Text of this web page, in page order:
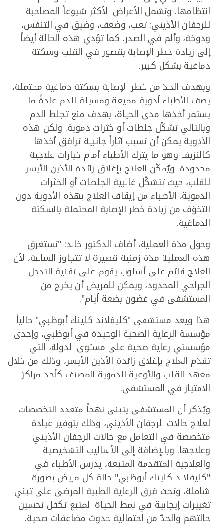
انتظامها. وتشمل الأعراض الأكثر شيوعاً المصاحبة
للرجفان الأذيني: تعب، وضعف، وضيق في التنفس،
ودوخة، وألم في الصدر. كما تؤدي هذه الحالة أيضاً
إلى زيادة خطر الإصابة بقصور في القلب وسكتة
دماغية بشكل كبير.
وبهدف الحدّ من خطر الإصابة بسكتة دماغية محتملة،
يصف الأطباء أدوية مميعة ومسيلة للدم عادةً ما
يستمر أخذها مدى الحياة، بهدف منع تجلط الدم
وبالتالي تشكّل جلطات أو خثرات دموية. ولكن هذه
الأدوية يمكن أن تسبب آثاراً جانبية ترافق أخذها
كالنزيف وهو ما يترك الأطباء أمام خيارات علاجية
محدودة. ويُمكّن العلاج بإغلاق زائدة الأذين الأيسر
للقلب، حيث تتشكّل غالبية الجلطات أو الخثرات
الدموية، الأطباء من إيقاف العلاج بهذه الأدوية دون
التخوّف من زيادة خطر الإصابة المحتملة بالسكتة
الدماغية.
وحول مدّة العملية، أضاف الدكتور خالد: "تستغرق
هذه العملية مدّة زمنية قصيرة لا تتجاوز الساعة، لأن
العلاج قائم على أسلوب يقوم على تقنية التدخل
الجراحي المحدود، ويمكن للمريض أن يخرج من
المستشفى في غضون بضعة أيام".
هذا ويعد مستشفى "كليفلاند كلينك أبوظبي" حالياً
مؤسسة الرعاية الصحية الوحيدة في أبوظبي، وإحدى
مؤسستي رعاية صحية على مستوى الدولة، التي
تقدّم العلاج بإغلاق زائدة الأذين الأيسر، وذلك من خلال
معهد القلب والأوعية الدموية المصنف كأحد مراكز
الامتياز في المستشفى.
ويُذكر أن المستشفى يتبنى نهجاً متعدد التخصصات
لعلاج حالات الرجفان الأذيني، وذلك بتوفير عيادة
متخصصة في التعامل مع حالات الرجفان الأذيني
وعلاجها. وبالإضافة إلى الأساليب التشخيصية
والعلاجية المتقدمة المتبعة، يدرس الأطباء في
"كليفلاند كلينك أبوظبي" حالة كل مريض بصورة
شاملة، وتحث فرق الرعاية الطبية المرضى على تبني
تغييرات إيجابية في نمط الحياة المتبع تكفل تحسين
حالتهم والحدّ من احتمالية حدوث مضاعفات صحية.